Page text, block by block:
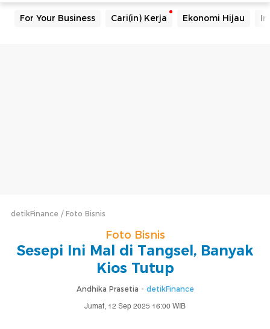
For Your Business Cari(in) Kerja Ekonomi Hijau
detikFinance Foto Bisnis
Foto Bisnis
Sesepi Ini Mal di Tangsel, Banyak
Kios Tutup
Andhika Prasetia - detikFinance
Jumat, 12 Sep 2025 16:00 WIB